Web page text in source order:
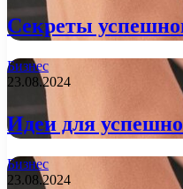
Секреты
Бизнес
23.08.2024
Идеи для
Бизнес
23.08.2024